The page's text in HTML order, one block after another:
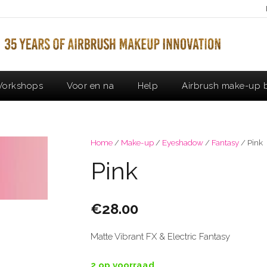
Voor en na Help Airbrush make-up
Home / Make-up / Eyeshadow / Fantasy / Pink
Pink
€28.00
Matte Vibrant FX & Electric Fantasy